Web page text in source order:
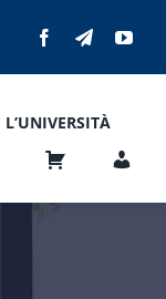
L’UNIVERSITÀ